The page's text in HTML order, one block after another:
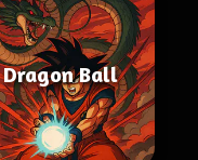
Dragon Ball